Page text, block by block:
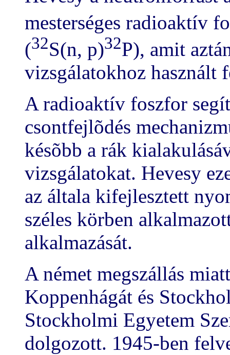
mesterséges radioaktív
(32S(n, p)32P), amit
vizsgálatokhoz használt
A radioaktív foszfor
csontfejlõdés
késõbb a rák
vizsgálatokat. Hevesy
az általa kifejlesztett
széles körben
alkalmazását.
A német megszállás
Koppenhágát és
Stockholmi Egyetem
dolgozott. 1945-ben